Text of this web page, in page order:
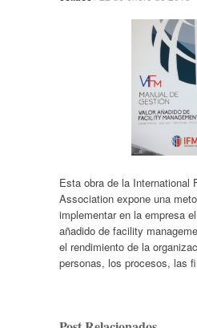
Esta obra de la International
Association expone una
implementar en la empresa
añadido de facility
el rendimiento de la
personas, los procesos, las